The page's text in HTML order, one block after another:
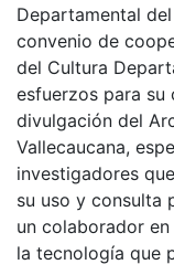
Departamental
convenio de
del Cultura
esfuerzos para su
divulgación del
Vallecaucana,
investigadores
su uso y consulta
un colaborador
la tecnología que